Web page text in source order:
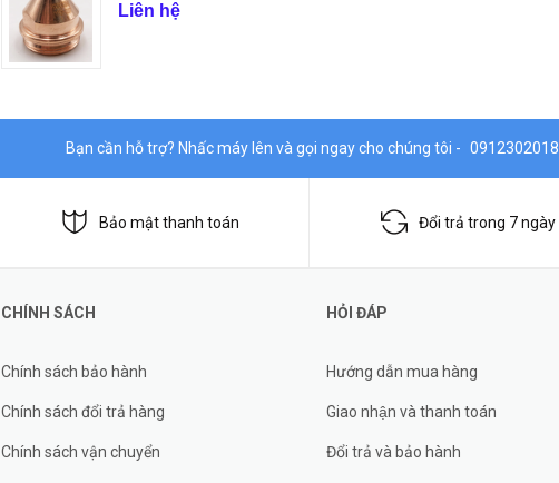
Liên hệ
Bạn cần hỗ trợ? Nhấc máy lên và gọi ngay cho chúng tôi - 0912302018
Bảo mật thanh toán Đổi trả trong 7 ngày
CHÍNH SÁCH
Chính sách bảo hành
Chính sách đổi trả hàng
Chính sách vận chuyển
HỎI ĐÁP
Hướng dẫn mua hàng
Giao nhận và thanh toán
Đổi trả và bảo hành